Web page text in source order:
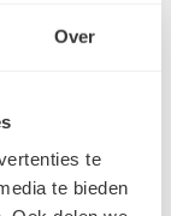
Over
te
te bieden